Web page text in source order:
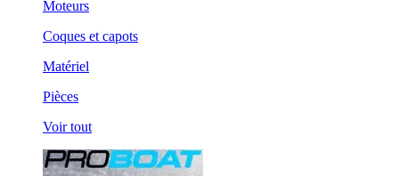
Moteurs
Coques et capots
Matériel
Pièces
Voir tout